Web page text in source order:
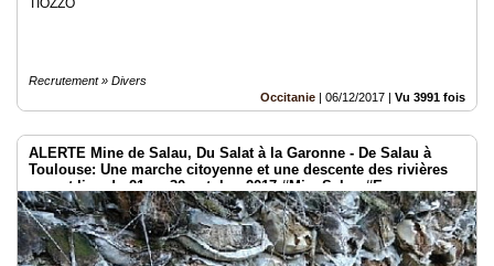
TIOZZO
Recrutement » Divers
Occitanie | 06/12/2017 | Vu 3991 fois
ALERTE Mine de Salau, Du Salat à la Garonne - De Salau à
Toulouse: Une marche citoyenne et une descente des rivières
auront lieu du 21 au 30 octobre 2017 #MineSalau #Eau